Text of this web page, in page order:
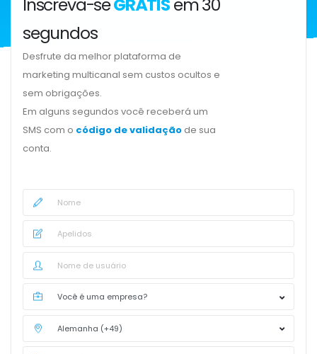
segundos
Desfrute da melhor plataforma de
marketing multicanal sem custos ocultos e
sem obrigações.
Em alguns segundos você receberá um
SMS com o código de validação de sua
conta.